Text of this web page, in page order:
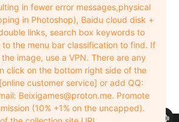
7z解压软件有下载不，网上的下不了
ong178 2023-11-29 0
百度搜索7z解压缩，很多下载的
Admin 2023-11-29 0
in fewer error messages,physical
in Photoshop), Baidu cloud disk +
links, search box keywords to
the menu bar classification to find. If
image, use a VPN. There are any
click on the bottom right side of the
customer service] or add QQ:
Beixigames@proton.me. Promote
(10% +1% on the uncapped).